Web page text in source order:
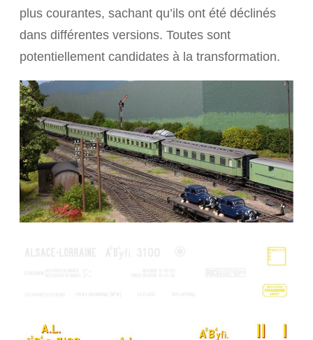
plus courantes, sachant qu’ils ont été déclinés
dans différentes versions. Toutes sont
potentiellement candidates à la transformation.